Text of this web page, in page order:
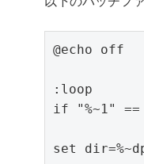
@echo off
:loop
if "%~1"
set